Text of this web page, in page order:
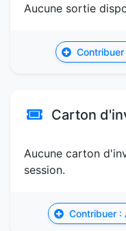
Aucune sortie
Carton
Aucune carton
session.
Contribuer :